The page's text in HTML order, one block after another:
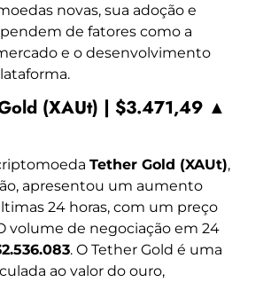
novas, sua adoção e
de fatores como a
e o desenvolvimento
(XAUt) | $3.471,49 ▲
Tether Gold (XAUt),
apresentou um aumento
24 horas, com um preço
volume de negociação em 24
. O Tether Gold é uma
ao valor do ouro,